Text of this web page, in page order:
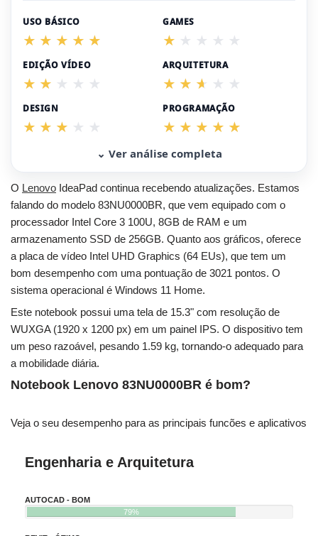
USO BÁSICO GAMES
EDIÇÃO VÍDEO ARQUITETURA
DESIGN PROGRAMAÇÃO
⌄ Ver análise completa
O Lenovo IdeaPad continua recebendo atualizações. Estamos
falando do modelo 83NU0000BR, que vem equipado com o
processador Intel Core 3 100U, 8GB de RAM e um
armazenamento SSD de 256GB. Quanto aos gráficos, oferece
a placa de vídeo Intel UHD Graphics (64 EUs), que tem um
bom desempenho com uma pontuação de 3021 pontos. O
sistema operacional é Windows 11 Home.
Este notebook possui uma tela de 15.3" com resolução de
WUXGA (1920 x 1200 px) em um painel IPS. O dispositivo tem
um peso razoável, pesando 1.59 kg, tornando-o adequado para
a mobilidade diária.
Notebook Lenovo 83NU0000BR é bom?
Veja o seu desempenho para as principais funcões e aplicativos
Engenharia e Arquitetura
AUTOCAD - BOM
79%